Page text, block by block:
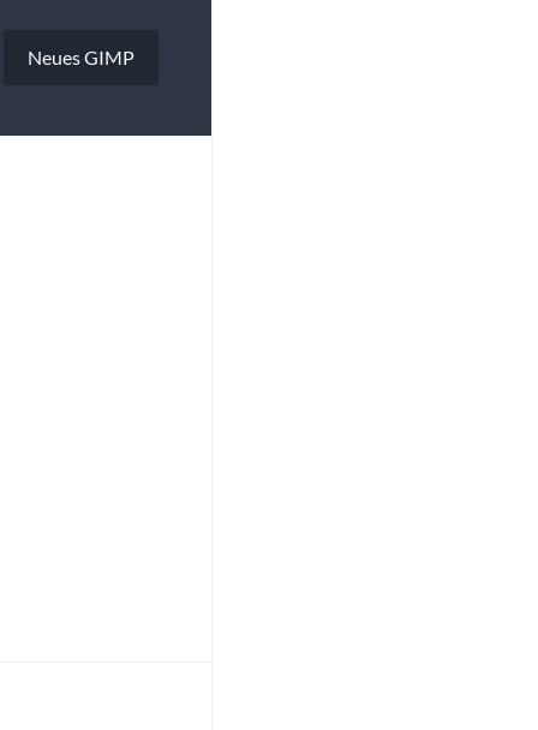
Neues GIMP